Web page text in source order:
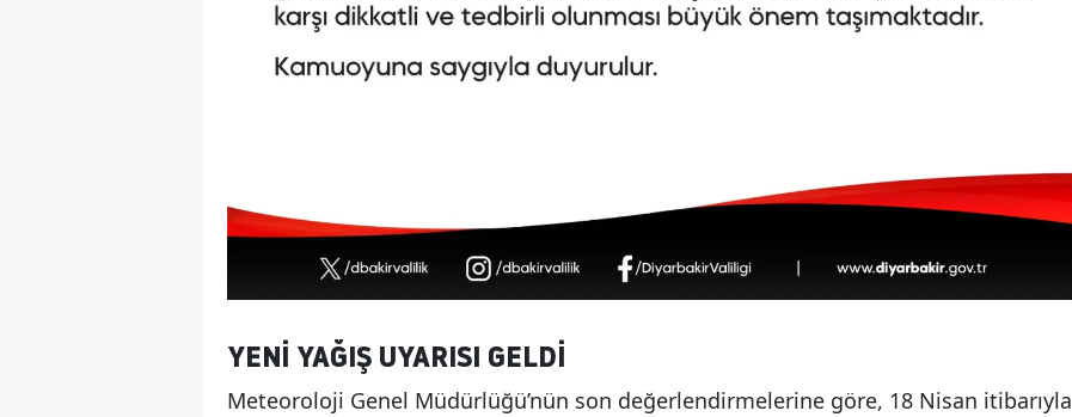
YENI YAĞIŞ UYARISI GELDI
Meteoroloji Genel Müdürlüğü’nün son değerlendirmelerine göre, 18 Nisan itibarıyla